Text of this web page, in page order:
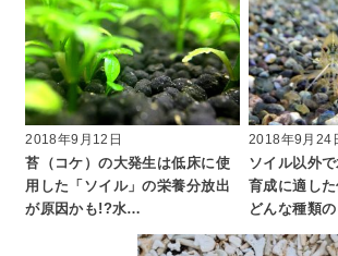
2018年9月12日
苔（コケ）の大発生は低床に使
用した「ソイル」の栄養分放出
が原因かも!?水…
2018年9月24
ソイル以外
育成に適し
どんな種類